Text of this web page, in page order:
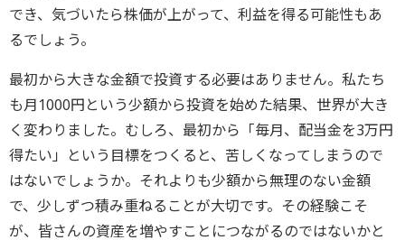
でき、気づいたら株価が上がって、利益を得る可能性もあ
るでしょう。
最初から大きな金額で投資する必要はありません。私たち
も月1000円という少額から投資を始めた結果、世界が大き
く変わりました。むしろ、最初から「毎月、配当金を3万円
得たい」という目標をつくると、苦しくなってしまうので
はないでしょうか。それよりも少額から無理のない金額
で、少しずつ積み重ねることが大切です。その経験こそ
が、皆さんの資産を増やすことにつながるのではないかと